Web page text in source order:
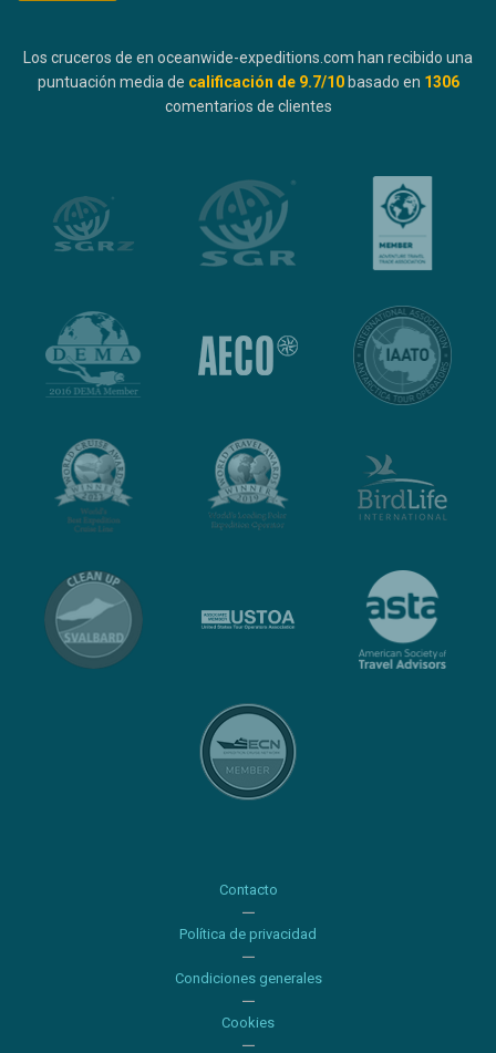
Los cruceros de en oceanwide-expeditions.com han recibido una
puntuación media de calificación de 9.7/10 basado en 1306
comentarios de clientes
Contacto
Política de privacidad
Condiciones generales
Cookies